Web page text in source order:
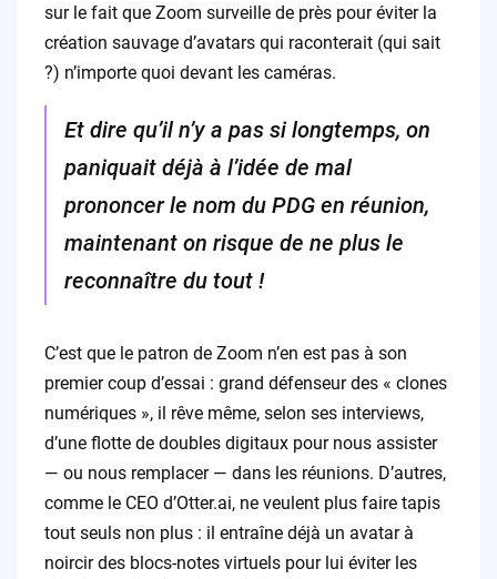
sur le fait que Zoom surveille de près pour éviter la
création sauvage d’avatars qui raconterait (qui sait
?) n’importe quoi devant les caméras.
Et dire qu’il n’y a pas si longtemps, on
paniquait déjà à l’idée de mal
prononcer le nom du PDG en réunion,
maintenant on risque de ne plus le
reconnaître du tout !
C’est que le patron de Zoom n’en est pas à son
premier coup d’essai : grand défenseur des « clones
numériques », il rêve même, selon ses interviews,
d’une flotte de doubles digitaux pour nous assister
— ou nous remplacer — dans les réunions. D’autres,
comme le CEO d’Otter.ai, ne veulent plus faire tapis
tout seuls non plus : il entraîne déjà un avatar à
noircir des blocs-notes virtuels pour lui éviter les